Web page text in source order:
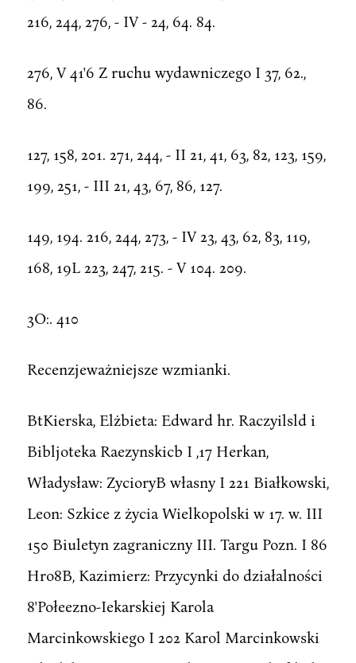
216, 244, 276, - IV - 24, 64. 84.
276, V 41'6 Z ruchu wydawniczego I 37, 62.,
86.
127, 158, 201. 271, 244, - II 21, 41, 63, 82, 123, 159,
199, 251, - III 21, 43, 67, 86, 127.
149, 194. 216, 244, 273, - IV 23, 43, 62, 83, 119,
168, 19L 223, 247, 215. - V 104. 209.
3O:. 410
Recenzjeważniejsze wzmianki.
BtKierska, Elżbieta: Edward hr. Raczyilsld i
Bibljoteka Raezynskicb I ,17 Herkan,
Władysław: ZycioryB własny I 221 Białkowski,
Leon: Szkice z życia Wielkopolski w 17. w. III
150 Biuletyn zagraniczny III. Targu Pozn. I 86
Hro8B, Kazimierz: Przycynki do działalności
8'Połeezno-Iekarskiej Karola
Marcinkowskiego I 202 Karol Marcinkowski